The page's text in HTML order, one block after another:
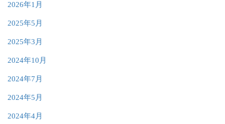
2026年1月
2025年5月
2025年3月
2024年10月
2024年7月
2024年5月
2024年4月